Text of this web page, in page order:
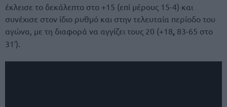
έκλεισε το δεκάλεπτο στο +15 (επί μέρους 15-4) και
συνέχισε στον ίδιο ρυθμό και στην τελευταία περίοδο του
αγώνα, με τη διαφορά να αγγίζει τους 20 (+18, 83-65 στο
31′).